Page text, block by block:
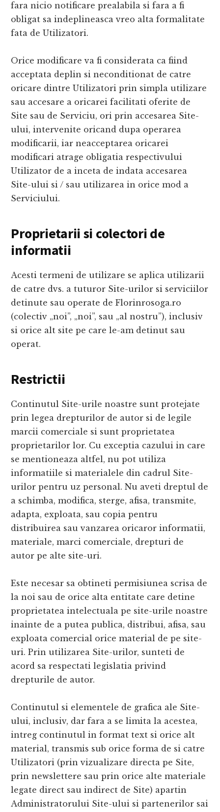
fara nicio notificare prealabila si fara a fi
obligat sa indeplineasca vreo alta formalitate
fata de Utilizatori.
Orice modificare va fi considerata ca fiind
acceptata deplin si neconditionat de catre
oricare dintre Utilizatori prin simpla utilizare
sau accesare a oricarei facilitati oferite de
Site sau de Serviciu, ori prin accesarea Site-
ului, intervenite oricand dupa operarea
modificarii, iar neacceptarea oricarei
modificari atrage obligatia respectivului
Utilizator de a inceta de indata accesarea
Site-ului si / sau utilizarea in orice mod a
Serviciului.
Proprietarii si colectori de
informatii
Acesti termeni de utilizare se aplica utilizarii
de catre dvs. a tuturor Site-urilor si serviciilor
detinute sau operate de Florinrosoga.ro
(colectiv „noi”, „noi”, sau „al nostru”), inclusiv
si orice alt site pe care le-am detinut sau
operat.
Restrictii
Continutul Site-urile noastre sunt protejate
prin legea drepturilor de autor si de legile
marcii comerciale si sunt proprietatea
proprietarilor lor. Cu exceptia cazului in care
se mentioneaza altfel, nu pot utiliza
informatiile si materialele din cadrul Site-
urilor pentru uz personal. Nu aveti dreptul de
a schimba, modifica, sterge, afisa, transmite,
adapta, exploata, sau copia pentru
distribuirea sau vanzarea oricaror informatii,
materiale, marci comerciale, drepturi de
autor pe alte site-uri.
Este necesar sa obtineti permisiunea scrisa de
la noi sau de orice alta entitate care detine
proprietatea intelectuala pe site-urile noastre
inainte de a putea publica, distribui, afisa, sau
exploata comercial orice material de pe site-
uri. Prin utilizarea Site-urilor, sunteti de
acord sa respectati legislatia privind
drepturile de autor.
Continutul si elementele de grafica ale Site-
ului, inclusiv, dar fara a se limita la acestea,
intreg continutul in format text si orice alt
material, transmis sub orice forma de si catre
Utilizatori (prin vizualizare directa pe Site,
prin newslettere sau prin orice alte materiale
legate direct sau indirect de Site) apartin
Administratorului Site-ului si partenerilor sai